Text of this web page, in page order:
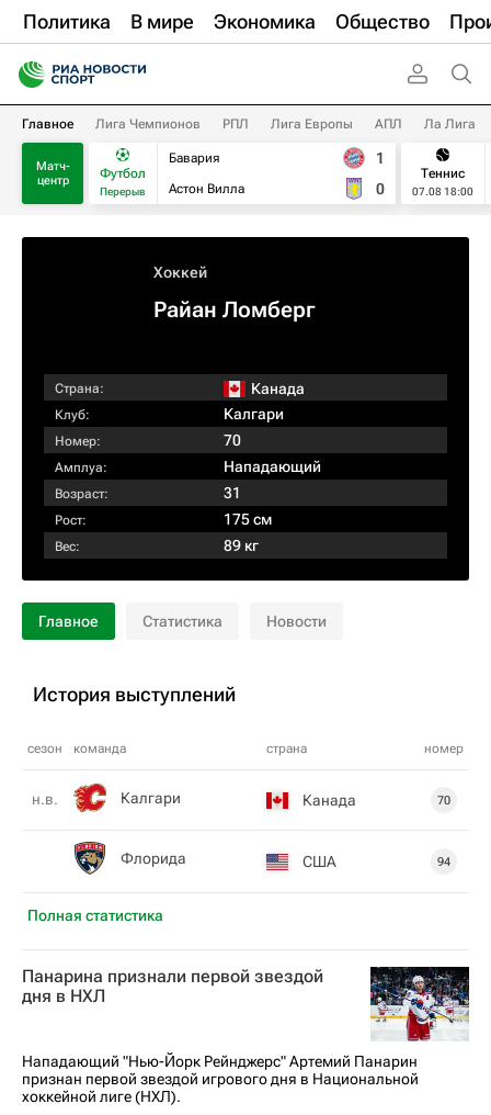
Политика В мире Экономика Общество
Главное Лига Чемпионов РПЛ Лига Европы АПЛ Ла Лига
Матч-
центр
Футбол
Перерыв
Бавария
Астон Вилла
1
0
Теннис
07.08 18:00
Хоккей
Райан Ломберг
Страна: Канада
Клуб: Калгари
Номер: 70
Амплуа: Нападающий
Возраст: 31
Рост: 175 см
Вес: 89 кг
Главное Статистика Новости
История выступлений
сезон команда страна номер
Полная статистика
н.в. Калгари Канада 70
Флорида США 94
Панарина признали первой звездой
дня в НХЛ
Нападающий "Нью-Йорк Рейнджерс" Артемий Панарин
признан первой звездой игрового дня в Национальной
хоккейной лиге (НХЛ).